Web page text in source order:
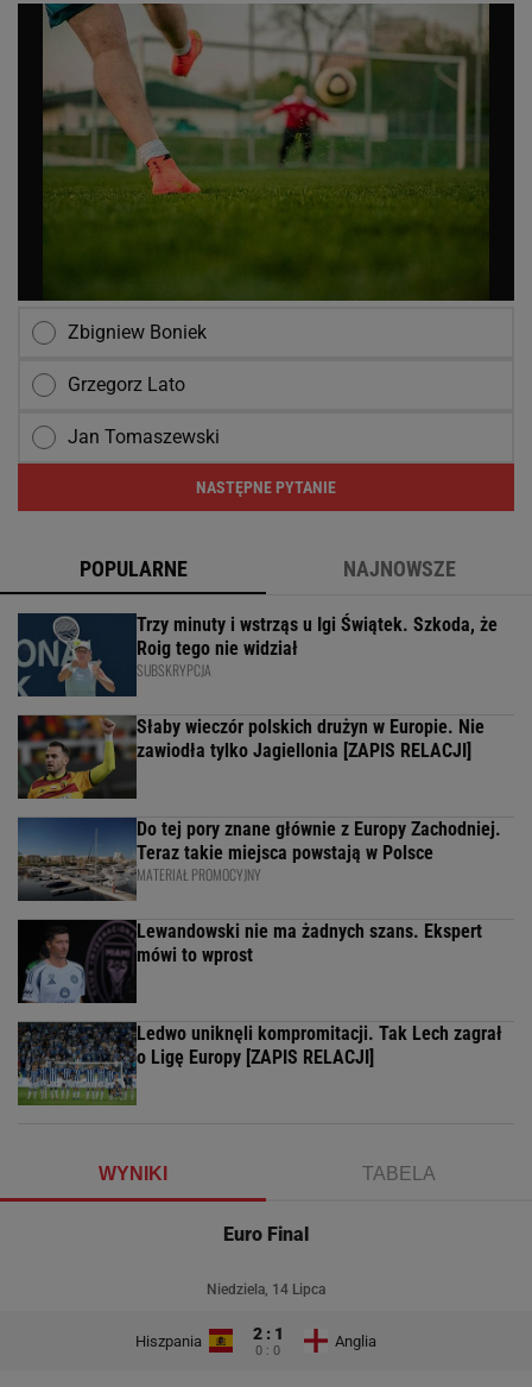
Zbigniew Boniek
Grzegorz Lato
Jan Tomaszewski
NASTĘPNE PYTANIE
POPULARNE NAJNOWSZE
Trzy minuty i wstrząs u Igi Świątek. Szkoda, że
Roig tego nie widział
SUBSKRYPCJA
Słaby wieczór polskich drużyn w Europie. Nie
zawiodła tylko Jagiellonia [ZAPIS RELACJI]
Do tej pory znane głównie z Europy Zachodniej.
Teraz takie miejsca powstają w Polsce
MATERIAŁ PROMOCYJNY
Lewandowski nie ma żadnych szans. Ekspert
mówi to wprost
Ledwo uniknęli kompromitacji. Tak Lech zagrał
o Ligę Europy [ZAPIS RELACJI]
WYNIKI TABELA
Euro Final
Niedziela, 14 Lipca
Hiszpania 2 : 1
0 : 0
Anglia